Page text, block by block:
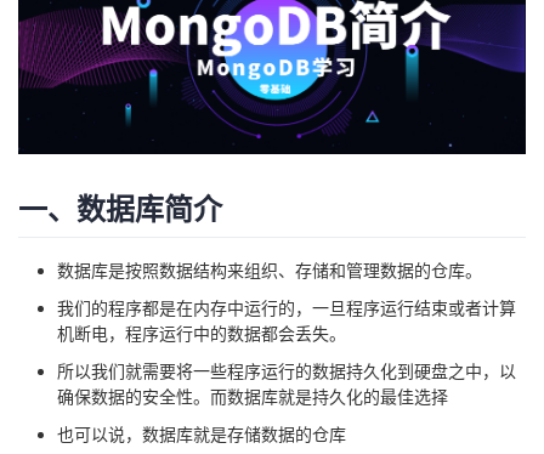
发
者
博
客
的
论
坛
我
的
圈
子
我
的
直
我
的
我
一、数据库简介
数据库是按照数据结构来组织、存储和管理数据的仓库。
我们的程序都是在内存中运行的，一旦程序运行结束或者计算
机断电，程序运行中的数据都会丢失。
所以我们就需要将一些程序运行的数据持久化到硬盘之中，以
确保数据的安全性。而数据库就是持久化的最佳选择
也可以说，数据库就是存储数据的仓库